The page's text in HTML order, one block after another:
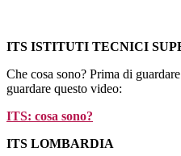
ITS ISTITUTI TECNICI
Che cosa sono? Prima di
guardare questo video:
ITS: cosa sono?
ITS LOMBARDIA